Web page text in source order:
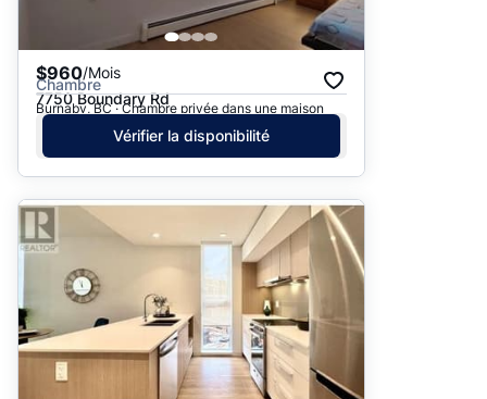
$960/Mois
Chambre
7750 Boundary Rd
Burnaby, BC · Chambre privée dans une maison
Vérifier la disponibilité